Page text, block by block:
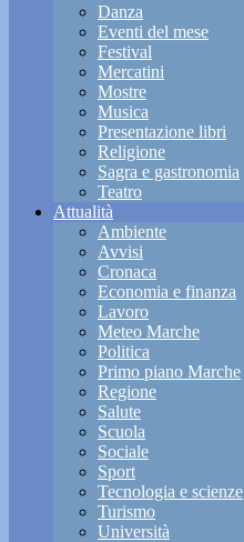
Danza
Eventi del mese
Festival
Mercatini
Mostre
Musica
Presentazione libri
Religione
Sagra e gastronomia
Teatro
Attualità
Ambiente
Avvisi
Cronaca
Economia e finanza
Lavoro
Meteo Marche
Politica
Primo piano Marche
Regione
Salute
Scuola
Sociale
Sport
Tecnologia e scienze
Turismo
Università